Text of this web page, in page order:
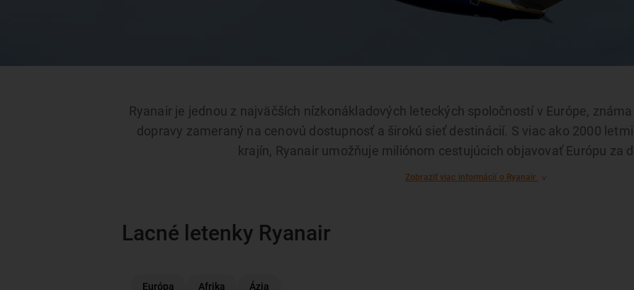
Ryanair je jednou z najväčších nízkonákladových leteckých spoločností v Európe,
dopravy zameraný na cenovú dostupnosť a širokú sieť destinácií. S viac ako 2000
krajín, Ryanair umožňuje miliónom cestujúcich objavovať Európu za
Zobraziť viac informácií o Ryanair
Lacné letenky Ryanair